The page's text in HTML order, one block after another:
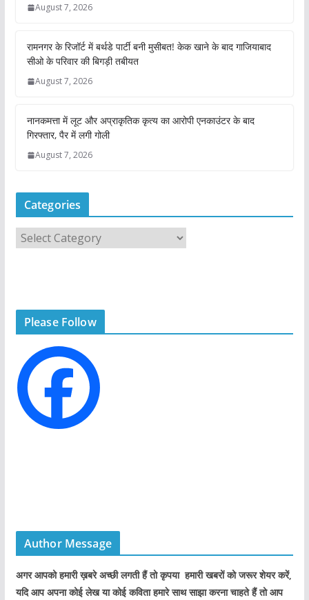
August 7, 2026
रामनगर के रिजॉर्ट में बर्थडे पार्टी बनी मुसीबत! केक खाने के बाद गाजियाबाद
सीओ के परिवार की बिगड़ी तबीयत
August 7, 2026
नानकमत्ता में लूट और अप्राकृतिक कृत्य का आरोपी एनकाउंटर के बाद
गिरफ्तार, पैर में लगी गोली
August 7, 2026
Categories
a
r
e
s
Please Follow
Author Message
अगर आपको हमारी ख़बरे अच्छी लगती हैं तो कृपया हमारी खबरों को जरूर शेयर करें,
यदि आप अपना कोई लेख या कोई कविता हमारे साथ साझा करना चाहते हैं तो आप